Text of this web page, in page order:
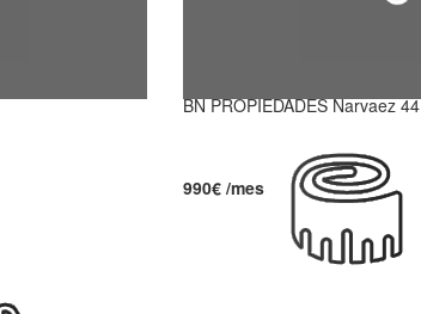
BN PROPIEDADES Narvaez 44
990€ /mes